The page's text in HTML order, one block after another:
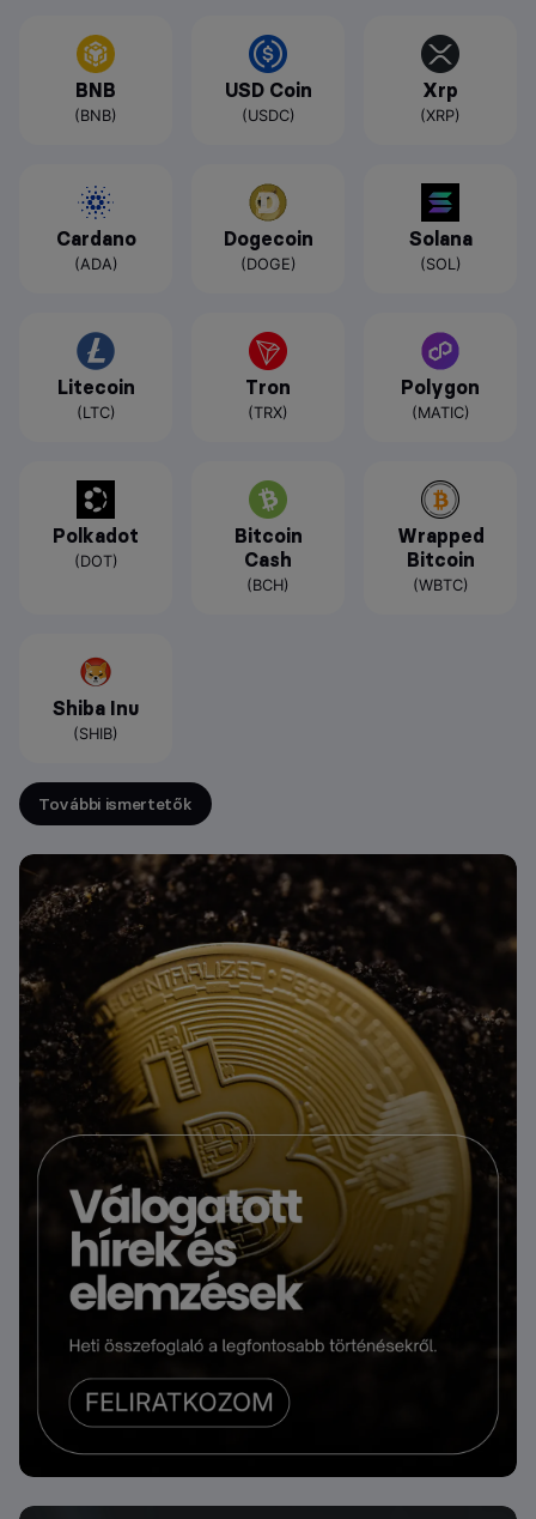
BNB
(BNB)
USD Coin
(USDC)
Xrp
(XRP)
Cardano
(ADA)
Dogecoin
(DOGE)
Solana
(SOL)
Litecoin
(LTC)
Tron
(TRX)
Polygon
(MATIC)
Polkadot
(DOT)
Bitcoin
Cash
(BCH)
Wrapped
Bitcoin
(WBTC)
Shiba Inu
(SHIB)
További ismertetők